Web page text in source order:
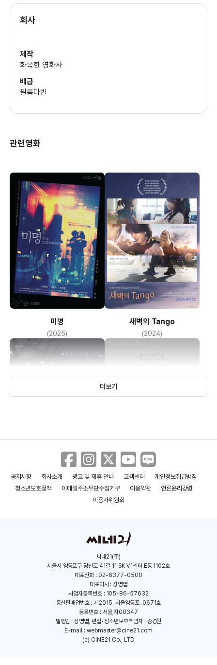
회사
제작
화목한 영화사
배급
필름다빈
관련영화
미명
(2025)
새벽의 Tango
(2024)
아워 미드나잇 검은 여름
더보기
공지사항 회사소개 광고 및 제휴 안내 고객센터
개인정보취급방침
청소년보호정책
이메일주소무단수집거부 이용약관
언론윤리강령
이용자위원회
씨네21(주)
서울시 영등포구 당산로 41길 11 SK V1센터 E동 1102호
대표전화 : 02-6377-0500
대표이사 : 장영엽
사업자등록번호 : 105-86-57632
통신판매업번호 : 제2015-서울영등포-0671호
등록번호 : 서울,자00347
발행인 : 장영엽, 편집•청소년보호책임자 : 송경원
E-mail : webmaster@cine21.com
(c) CINE21 Co., LTD